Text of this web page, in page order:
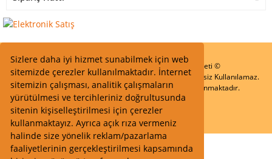
Sizlere daha iyi hizmet sunabilmek için web
sitemizde çerezler kullanılmaktadır. İnternet
sitemizin çalışması, analitik çalışmaların
yürütülmesi ve tercihleriniz doğrultusunda
sitenin kişiselleştirilmesi için çerezler
kullanmaktayız. Ayrıca açık rıza vermeniz
halinde size yönelik reklam/pazarlama
faaliyetlerinin gerçekleştirilmesi kapsamında
Start Elektronik Sanayi ve Ticaret Limited Şirketi ©
Resimler Yazılar ve İçeriklerin Tüm hakları saklıdır ve İzinsiz Kullanılamaz.
Kredi kartı bilgileriniz 256bit SSL Sertifikası ile Korunmaktadır.